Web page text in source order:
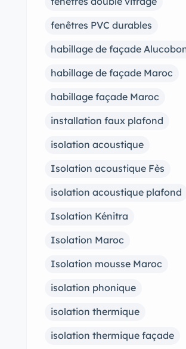
fenêtres PVC durables
habillage de façade
habillage de façade Maroc
habillage façade Maroc
installation faux plafond
isolation acoustique
Isolation acoustique Fès
isolation acoustique plafond
Isolation Kénitra
Isolation Maroc
Isolation mousse Maroc
isolation phonique
isolation thermique
isolation thermique façade